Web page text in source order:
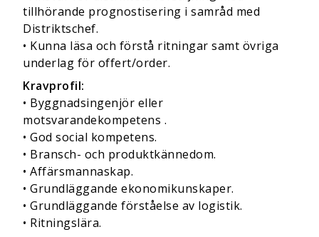
tillhörande prognostisering i samråd med
Distriktschef.
• Kunna läsa och förstå ritningar samt övriga
underlag för offert/order.
Kravprofil:
• Byggnadsingenjör eller
motsvarandekompetens .
• God social kompetens.
• Bransch- och produktkännedom.
• Affärsmannaskap.
• Grundläggande ekonomikunskaper.
• Grundläggande förståelse av logistik.
• Ritningslära.